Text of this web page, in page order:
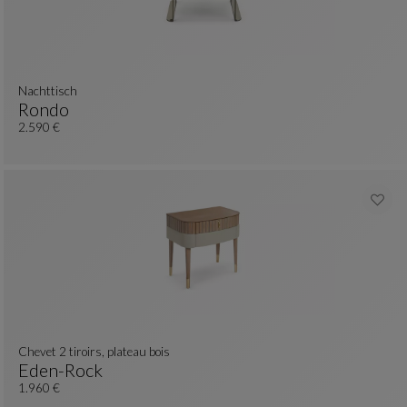
Rondo
Nachttisch
Siehe Vollständige Beschreibung
Nachttisch
2.590 €
Eden-Rock
Chevet 2 Tiroirs, Plateau Bois
Siehe Vollständige Beschreibung
Chevet 2 tiroirs, plateau bois
1.960 €